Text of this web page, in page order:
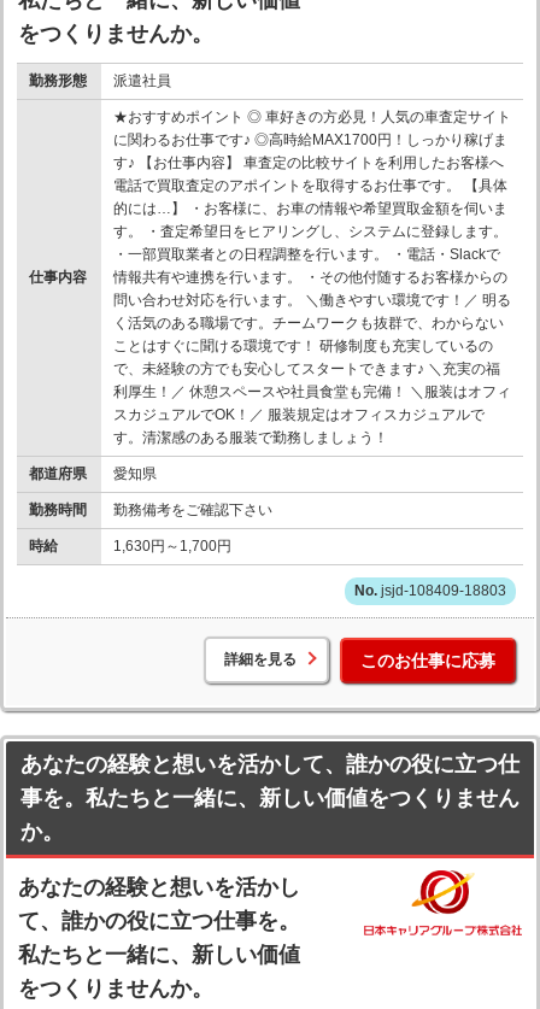
をつくりませんか。
勤務形態 派遣社員
仕事内容
★おすすめポイント ◎ 車好きの方必見！人気の車査定サイト
に関わるお仕事です♪ ◎高時給MAX1700円！しっかり稼げま
す♪ 【お仕事内容】 車査定の比較サイトを利用したお客様へ
電話で買取査定のアポイントを取得するお仕事です。 【具体
的には…】 ・お客様に、お車の情報や希望買取金額を伺いま
す。 ・査定希望日をヒアリングし、システムに登録します。
・一部買取業者との日程調整を行います。 ・電話・Slackで
情報共有や連携を行います。 ・その他付随するお客様からの
問い合わせ対応を行います。 ＼働きやすい環境です！／ 明る
く活気のある職場です。チームワークも抜群で、わからない
ことはすぐに聞ける環境です！ 研修制度も充実しているの
で、未経験の方でも安心してスタートできます♪ ＼充実の福
利厚生！／ 休憩スペースや社員食堂も完備！ ＼服装はオフィ
スカジュアルでOK！／ 服装規定はオフィスカジュアルで
す。清潔感のある服装で勤務しましょう！
都道府県 愛知県
勤務時間 勤務備考をご確認下さい
時給 1,630円～1,700円
jsjd-108409-18803
詳細を見る このお仕事に応募
あなたの経験と想いを活かして、誰かの役に立つ仕
事を。私たちと一緒に、新しい価値をつくりません
か。
あなたの経験と想いを活かし
て、誰かの役に立つ仕事を。
私たちと一緒に、新しい価値
をつくりませんか。